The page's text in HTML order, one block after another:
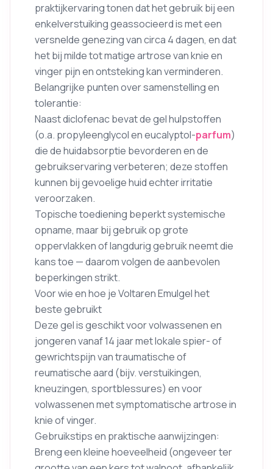
praktijkervaring tonen dat het gebruik bij een
enkelverstuiking geassocieerd is met een
versnelde genezing van circa 4 dagen, en dat
het bij milde tot matige artrose van knie en
vinger pijn en ontsteking kan verminderen.
Belangrijke punten over samenstelling en
tolerantie:
Naast diclofenac bevat de gel hulpstoffen
(o.a. propyleenglycol en eucalyptol-parfum)
die de huidabsorptie bevorderen en de
gebruikservaring verbeteren; deze stoffen
kunnen bij gevoelige huid echter irritatie
veroorzaken.
Topische toediening beperkt systemische
opname, maar bij gebruik op grote
oppervlakken of langdurig gebruik neemt die
kans toe — daarom volgen de aanbevolen
beperkingen strikt.
Voor wie en hoe je Voltaren Emulgel het
beste gebruikt
Deze gel is geschikt voor volwassenen en
jongeren vanaf 14 jaar met lokale spier- of
gewrichtspijn van traumatische of
reumatische aard (bijv. verstuikingen,
kneuzingen, sportblessures) en voor
volwassenen met symptomatische artrose in
knie of vinger.
Gebruikstips en praktische aanwijzingen:
Breng een kleine hoeveelheid (ongeveer ter